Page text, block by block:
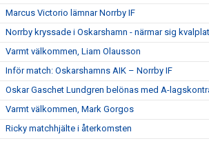
Marcus Victorio lämnar Norrby IF
Norrby kryssade i Oskarshamn - närmar sig
Varmt välkommen, Liam Olausson
Inför match: Oskarshamns AIK – Norrby IF
Oskar Gaschet Lundgren belönas med A-
Varmt välkommen, Mark Gorgos
Ricky matchhjälte i återkomsten